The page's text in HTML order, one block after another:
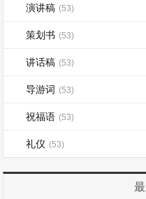
演讲稿 (53)
策划书 (53)
讲话稿 (53)
导游词 (53)
祝福语 (53)
礼仪 (53)